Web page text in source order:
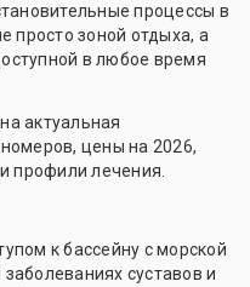
процессы в
просто зоной отдыха, а
в любое время
актуальная
цены на 2026,
профили лечения.
к бассейну с морской
суставов и